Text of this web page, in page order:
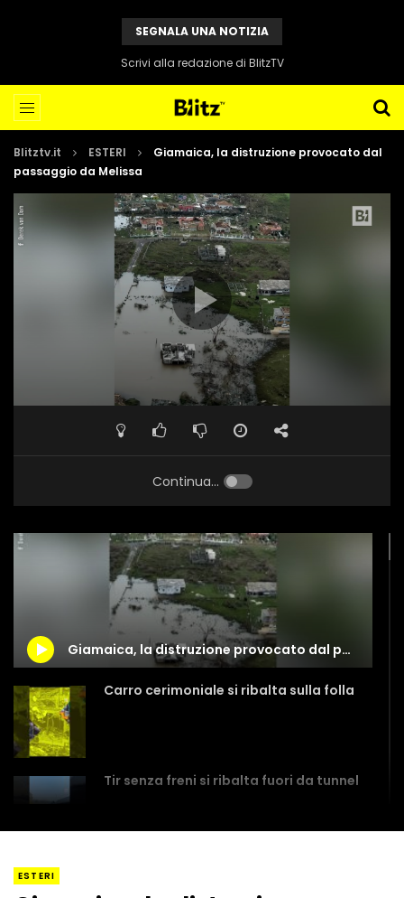
SEGNALA UNA NOTIZIA
Scrivi alla redazione di BlitzTV
Blitztv.it ESTERI
Giamaica, la distruzione provocato dal
passaggio da Melissa
Continua...
Giamaica, la distruzione provocato dal passaggio da Melissa
Carro cerimoniale si ribalta sulla folla
Tir senza freni si ribalta fuori da tunnel
ESTERI